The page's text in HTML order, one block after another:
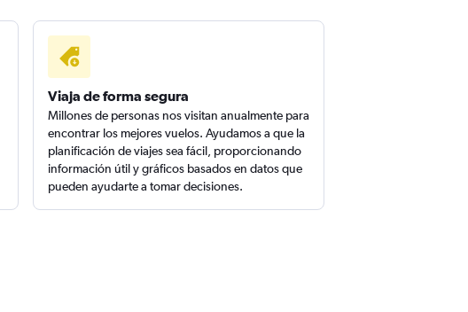
Viaja de forma segura
Millones de personas nos visitan anualmente para
encontrar los mejores vuelos. Ayudamos a que la
planificación de viajes sea fácil, proporcionando
información útil y gráficos basados en datos que
pueden ayudarte a tomar decisiones.